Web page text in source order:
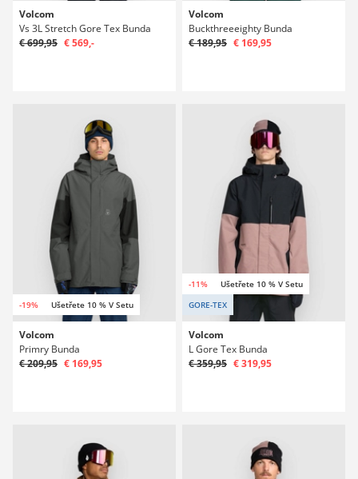
Volcom
Vs 3L Stretch Gore Tex Bunda
€ 699,95 € 569,-
Volcom
Buckthreeeighty Bunda
€ 189,95 € 169,95
-19% Ušetřete 10 % V Setu
Volcom
Primry Bunda
€ 209,95 € 169,95
-11%
Ušetřete 10 % V Setu
GORE-TEX
Volcom
L Gore Tex Bunda
€ 359,95 € 319,95